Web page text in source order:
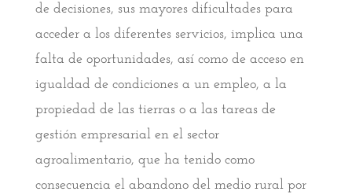
de decisiones, sus mayores dificultades para
acceder a los diferentes servicios, implica una
falta de oportunidades, así como de acceso en
igualdad de condiciones a un empleo, a la
propiedad de las tierras o a las tareas de
gestión empresarial en el sector
agroalimentario, que ha tenido como
consecuencia el abandono del medio rural por